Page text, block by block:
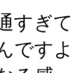
すぎ
です